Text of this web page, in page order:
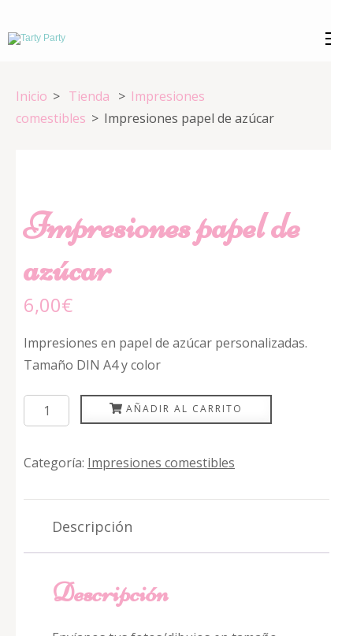
al
tecla
Inicio > Tienda > Impresiones
comestibles > Impresiones papel de azúcar
Impresiones papel de
azúcar
6,00€
Impresiones en papel de azúcar personalizadas.
Tamaño DIN A4 y color
Impresiones
papel
azúcar
AÑADIR AL CARRITO
Categoría: Impresiones comestibles
Descripción
Descripción